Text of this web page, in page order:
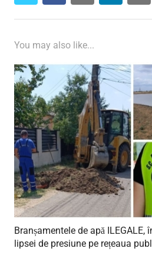
You may also like...
Branșamentele de apă ILEGALE,
lipsei de presiune pe rețeaua